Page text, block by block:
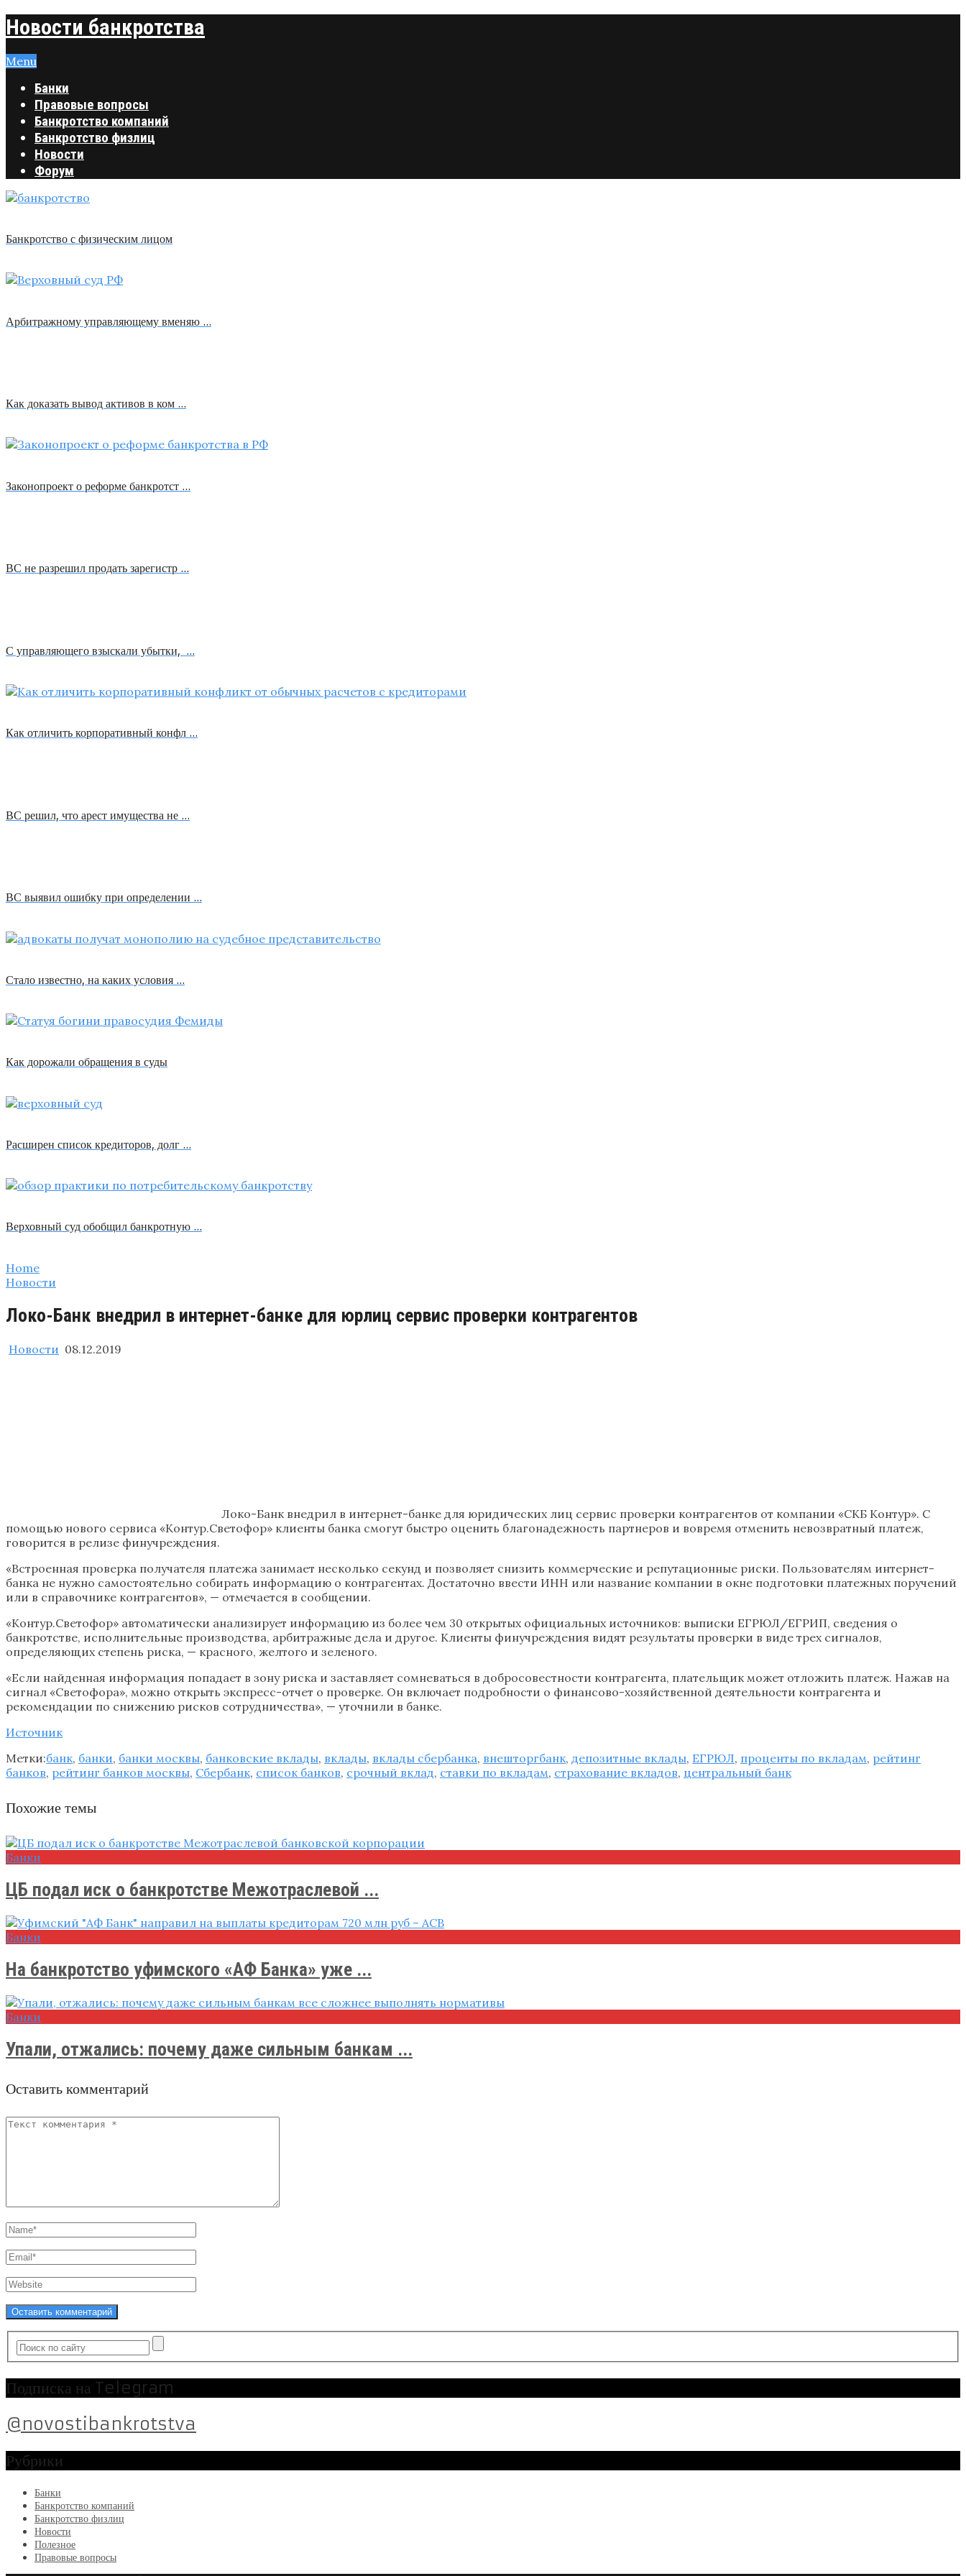
Новости банкротства
Menu
Банки
Правовые вопросы
Банкротство компаний
Банкротство физлиц
Новости
Форум
Банкротство с физическим лицом
Арбитражному управляющему вменяю …
Как доказать вывод активов в ком …
Законопроект о реформе банкротст …
ВС не разрешил продать зарегистр …
С управляющего взыскали убытки, …
Как отличить корпоративный конфл …
ВС решил, что арест имущества не …
ВС выявил ошибку при определении …
Стало известно, на каких условия …
Как дорожали обращения в суды
Расширен список кредиторов, долг …
Верховный суд обобщил банкротную …
Home
Новости
Локо-Банк ​внедрил в интернет-банке для юрлиц сервис проверки контрагентов
Новости 08.12.2019
Локо-Банк внедрил в интернет-банке для юридических лиц сервис проверки контрагентов от компании «СКБ Контур». С
помощью нового сервиса «Контур.Светофор» клиенты банка смогут быстро оценить благонадежность партнеров и вовремя отменить невозвратный платеж,
говорится в релизе финучреждения.
«Встроенная проверка получателя платежа занимает несколько секунд и позволяет снизить коммерческие и репутационные риски. Пользователям интернет-
банка не нужно самостоятельно собирать информацию о контрагентах. Достаточно ввести ИНН или название компании в окне подготовки платежных поручений
или в справочнике контрагентов», — отмечается в сообщении.
«Контур.Светофор» автоматически анализирует информацию из более чем 30 открытых официальных источников: выписки ЕГРЮЛ/ЕГРИП, сведения о
банкротстве, исполнительные производства, арбитражные дела и другое. Клиенты финучреждения видят результаты проверки в виде трех сигналов,
определяющих степень риска, — красного, желтого и зеленого.
«Если найденная информация попадает в зону риска и заставляет сомневаться в добросовестности контрагента, плательщик может отложить платеж. Нажав на
сигнал «Светофора», можно открыть экспресс-отчет о проверке. Он включает подробности о финансово-хозяйственной деятельности контрагента и
рекомендации по снижению рисков сотрудничества», — уточнили в банке.
Источник
Метки:банк, банки, банки москвы, банковские вклады, вклады, вклады сбербанка, внешторгбанк, депозитные вклады, ЕГРЮЛ, проценты по вкладам, рейтинг
банков, рейтинг банков москвы, Сбербанк, список банков, срочный вклад, ставки по вкладам, страхование вкладов, центральный банк
Похожие темы
Банки
ЦБ подал иск о банкротстве Межотраслевой ...
Банки
На банкротство уфимского «АФ Банка» уже ...
Банки
Упали, отжались: почему даже сильным банкам ...
Оставить комментарий
Подписка на Telegram
@novostibankrotstva
Рубрики
Банки
Банкротство компаний
Банкротство физлиц
Новости
Полезное
Правовые вопросы